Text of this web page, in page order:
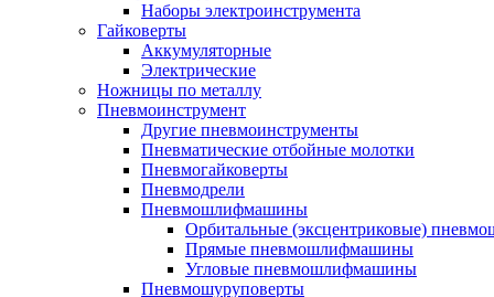
Наборы электроинструмента
Гайковерты
Аккумуляторные
Электрические
Ножницы по металлу
Пневмоинструмент
Другие пневмоинструменты
Пневматические отбойные молотки
Пневмогайковерты
Пневмодрели
Пневмошлифмашины
Орбитальные (эксцентриковые)
Прямые пневмошлифмашины
Угловые пневмошлифмашины
Пневмошуруповерты